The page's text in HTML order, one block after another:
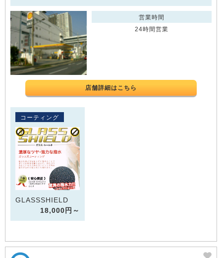
営業時間
24時間営業
店舗詳細はこちら
コーティング
GLASSSHIELD
18,000円～